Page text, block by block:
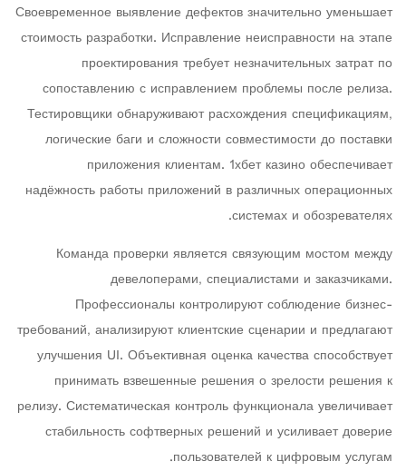
Своевременное выявление дефектов значительно уменьшает
стоимость разработки. Исправление неисправности на этапе
проектирования требует незначительных затрат по
сопоставлению с исправлением проблемы после релиза.
Тестировщики обнаруживают расхождения спецификациям,
логические баги и сложности совместимости до поставки
приложения клиентам. 1хбет казино обеспечивает
надёжность работы приложений в различных операционных
системах и обозревателях.
Команда проверки является связующим мостом между
девелоперами, специалистами и заказчиками.
Профессионалы контролируют соблюдение бизнес-
требований, анализируют клиентские сценарии и предлагают
улучшения UI. Объективная оценка качества способствует
принимать взвешенные решения о зрелости решения к
релизу. Систематическая контроль функционала увеличивает
стабильность софтверных решений и усиливает доверие
пользователей к цифровым услугам.